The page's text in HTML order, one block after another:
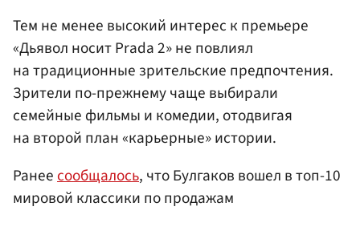
Тем не менее высокий интерес к премьере
«Дьявол носит Prada 2» не повлиял
на традиционные зрительские предпочтения.
Зрители по-прежнему чаще выбирали
семейные фильмы и комедии, отодвигая
на второй план «карьерные» истории.
Ранеесообщалось, что Булгаков вошел в топ-10
мировой классики по продажам